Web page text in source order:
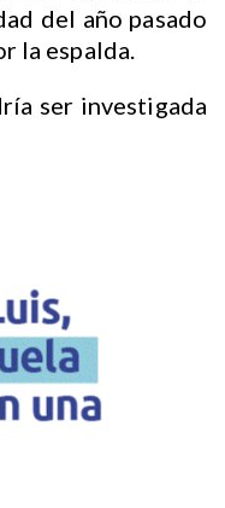
del año pasado
la espalda.
ser investigada